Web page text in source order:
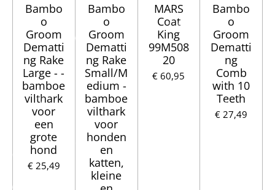
Bambo
o
Groom
Dematti
ng Rake
Large - -
bamboe
vilthark
voor
een
grote
hond
€ 25,49
Bambo
o
Groom
Dematti
ng Rake
Small/M
edium -
bamboe
vilthark
voor
honden
en
katten,
kleine
MARS
Coat
King
99M508
20
€ 60,95
Bambo
o
Groom
Dematti
ng
Comb
with 10
Teeth
€ 27,49